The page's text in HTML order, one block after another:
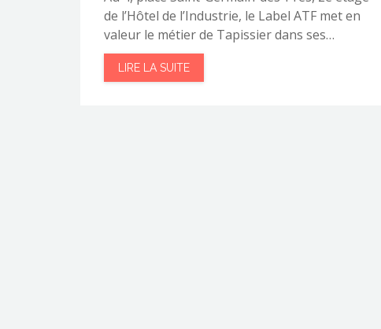
de l’Hôtel de l’Industrie, le Label ATF met en
valeur le métier de Tapissier dans ses…
LIRE LA SUITE